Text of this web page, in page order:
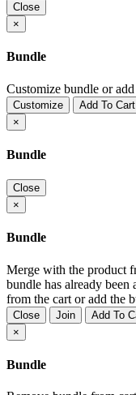
Close
×
Bundle
Customize bundle or
Customize
Add To Cart
×
Bundle
Close
×
Bundle
Merge with the product
bundle has already
from the cart or add the
Close Join
Add To
×
Bundle